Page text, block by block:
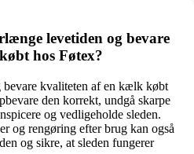
levetiden og bevare
hos Føtex?
kvaliteten af en kælk købt
den korrekt, undgå skarpe
og vedligeholde sleden.
og rengøring efter brug kan også
og sikre, at sleden fungerer